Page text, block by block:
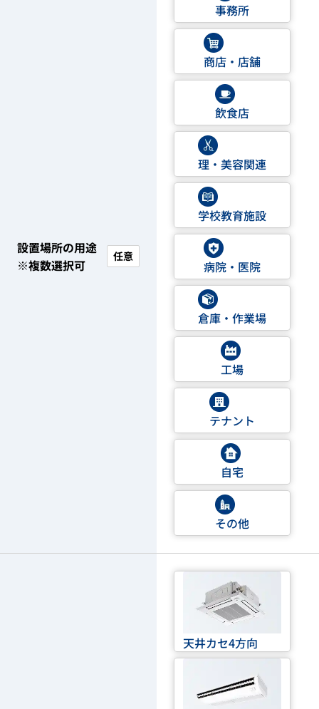
設置場所の用途
※複数選択可
任意
事務所
商店・店舗
飲食店
理・美容関連
学校教育施設
病院・医院
倉庫・作業場
工場
テナント
自宅
その他
天井カセ4方向